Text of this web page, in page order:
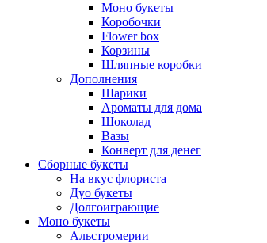
Моно букеты
Коробочки
Flower box
Корзины
Шляпные коробки
Дополнения
Шарики
Ароматы для дома
Шоколад
Вазы
Конверт для денег
Сборные букеты
На вкус флориста
Дуо букеты
Долгоиграющие
Моно букеты
Альстромерии